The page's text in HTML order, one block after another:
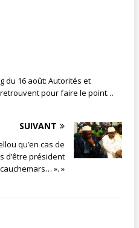
du 16 août: Autorités et
pour faire le point…
SUIVANT
qu’en cas de
d’être président
». »